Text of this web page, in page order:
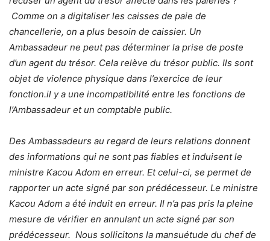
Comme on a digitaliser les caisses de paie de
chancellerie, on a plus besoin de caissier. Un
Ambassadeur ne peut pas déterminer la prise de poste
d’un agent du trésor. Cela relève du trésor public. Ils sont
objet de violence physique dans l’exercice de leur
fonction.il y a une incompatibilité entre les fonctions de
l’Ambassadeur et un comptable public.
Des Ambassadeurs au regard de leurs relations donnent
des informations qui ne sont pas fiables et induisent le
ministre Kacou Adom en erreur. Et celui-ci, se permet de
rapporter un acte signé par son prédécesseur. Le ministre
Kacou Adom a été induit en erreur. Il n’a pas pris la pleine
mesure de vérifier en annulant un acte signé par son
prédécesseur. Nous sollicitons la mansuétude du chef de